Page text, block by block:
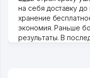
на себя доставку
хранение
экономия. Раньше
результаты. В